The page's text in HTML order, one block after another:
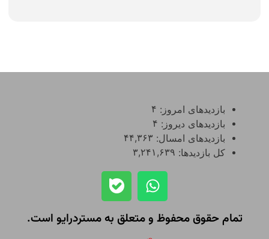
بازدیدهای امروز: ۴
بازدیدهای دیروز: ۴
بازدیدهای امسال: ۴۴,۳۶۳
کل بازدیدها: ۳,۲۴۱,۶۳۹
تمام حقوق محفوظ و متعلق به مستردرایو است.